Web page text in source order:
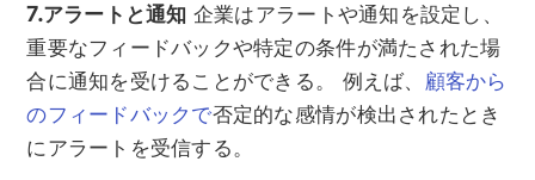
7.アラートと通知 企業はアラートや通知を設定し、
重要なフィードバックや特定の条件が満たされた場
合に通知を受けることができる。 例えば、 顧客から
のフィードバックで否定的な感情が検出されたとき
にアラートを受信する。